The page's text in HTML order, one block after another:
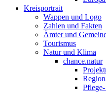
Kreisportrait
Wappen und Logo
Zahlen und Fakten
Ämter und
Tourismus
Natur und Klima
chance.natur